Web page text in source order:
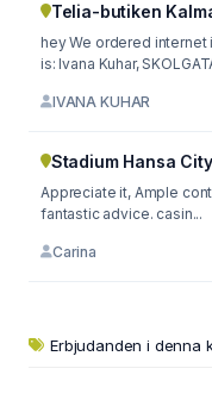
Telia-butiken
hey We ordered internet
is: Ivana Kuhar,
IVANA KUHAR
Stadium Hansa City
Appreciate it, Ample
fantastic advice. casin...
Carina
Erbjudanden i denna